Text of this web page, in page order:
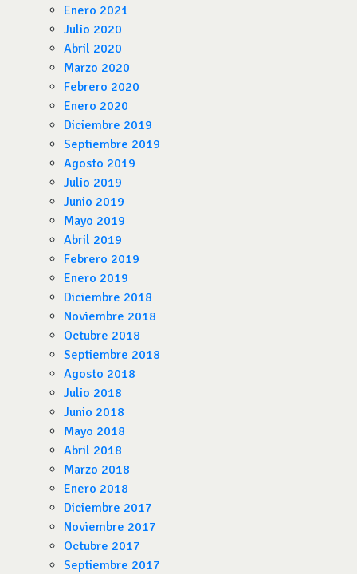
Enero 2021
Julio 2020
Abril 2020
Marzo 2020
Febrero 2020
Enero 2020
Diciembre 2019
Septiembre 2019
Agosto 2019
Julio 2019
Junio 2019
Mayo 2019
Abril 2019
Febrero 2019
Enero 2019
Diciembre 2018
Noviembre 2018
Octubre 2018
Septiembre 2018
Agosto 2018
Julio 2018
Junio 2018
Mayo 2018
Abril 2018
Marzo 2018
Enero 2018
Diciembre 2017
Noviembre 2017
Octubre 2017
Septiembre 2017